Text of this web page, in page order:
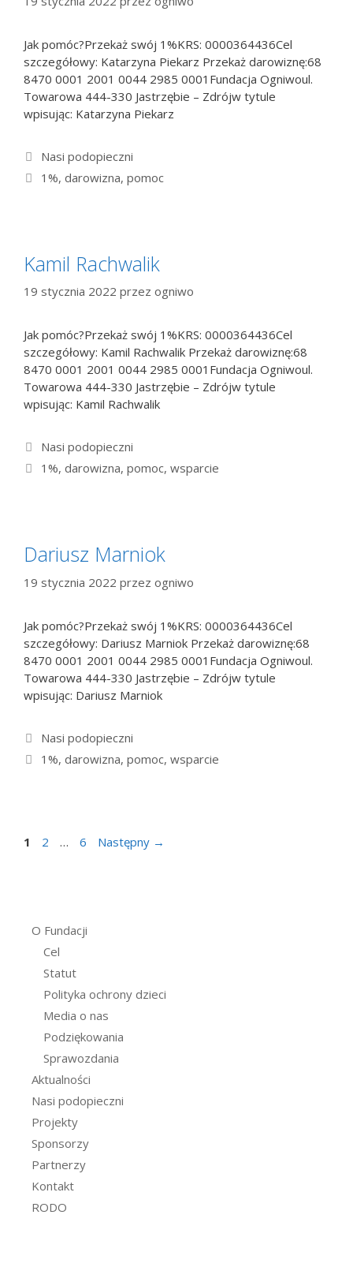
Jak pomóc?Przekaż swój 1%KRS: 0000364436Cel
szczegółowy: Katarzyna Piekarz Przekaż darowiznę:68
8470 0001 2001 0044 2985 0001Fundacja Ogniwoul.
Towarowa 444-330 Jastrzębie – Zdrójw tytule
wpisując: Katarzyna Piekarz
Kategorie
Nasi podopieczni
Tagi
1%, darowizna, pomoc
Kamil Rachwalik
19 stycznia 2022 przez ogniwo
Jak pomóc?Przekaż swój 1%KRS: 0000364436Cel
szczegółowy: Kamil Rachwalik Przekaż darowiznę:68
8470 0001 2001 0044 2985 0001Fundacja Ogniwoul.
Towarowa 444-330 Jastrzębie – Zdrójw tytule
wpisując: Kamil Rachwalik
Kategorie
Nasi podopieczni
Tagi
1%, darowizna, pomoc, wsparcie
Dariusz Marniok
19 stycznia 2022 przez ogniwo
Jak pomóc?Przekaż swój 1%KRS: 0000364436Cel
szczegółowy: Dariusz Marniok Przekaż darowiznę:68
8470 0001 2001 0044 2985 0001Fundacja Ogniwoul.
Towarowa 444-330 Jastrzębie – Zdrójw tytule
wpisując: Dariusz Marniok
Kategorie
Nasi podopieczni
Tagi
1%, darowizna, pomoc, wsparcie
Strona
1 Strona
2 … Strona
6 Następny →
O Fundacji
Cel
Statut
Polityka ochrony dzieci
Media o nas
Podziękowania
Sprawozdania
Aktualności
Nasi podopieczni
Projekty
Sponsorzy
Partnerzy
Kontakt
RODO